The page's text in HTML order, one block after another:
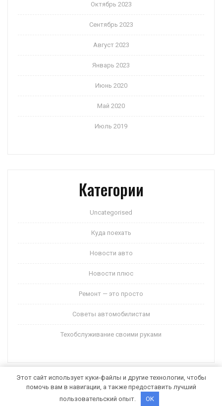
Октябрь 2023
Сентябрь 2023
Август 2023
Январь 2023
Июнь 2020
Май 2020
Июль 2019
Категории
Uncategorised
Куда поехать
Новости авто
Новости плюс
Ремонт — это просто
Советы автомобилистам
Техобслуживание своими руками
Auto Motors WordPress Theme от Themespride
Этот сайт использует куки-файлы и другие технологии, чтобы
помочь вам в навигации, а также предоставить лучший
пользовательский опыт.
OK